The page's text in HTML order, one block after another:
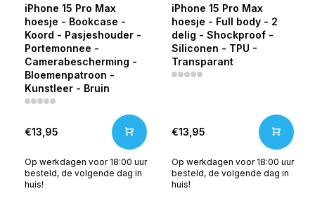
iPhone 15 Pro Max
hoesje - Bookcase -
Koord - Pasjeshouder -
Portemonnee -
Camerabescherming -
Bloemenpatroon -
Kunstleer - Bruin
€13,95
Op werkdagen voor 18:00 uur
besteld, de volgende dag in
huis!
iPhone 15 Pro Max
hoesje - Full body - 2
delig - Shockproof -
Siliconen - TPU -
Transparant
€13,95
Op werkdagen voor 18:00 uur
besteld, de volgende dag in
huis!